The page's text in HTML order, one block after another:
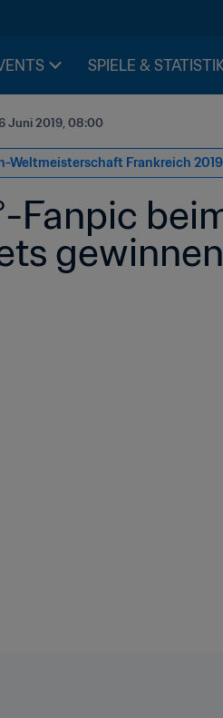
SPIELE &
Juni 2019, 08:00
Weltmeisterschaft Frankreich 2019
Fanpic
gewinnen